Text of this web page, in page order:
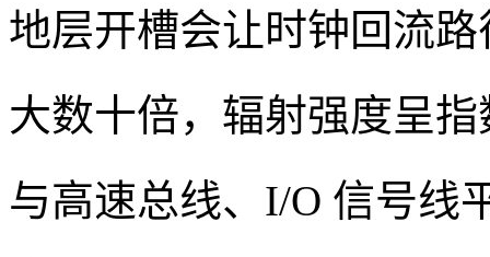
地层开槽会让时钟回流
大数十倍，辐射强度呈
与高速总线、I/O 信号线